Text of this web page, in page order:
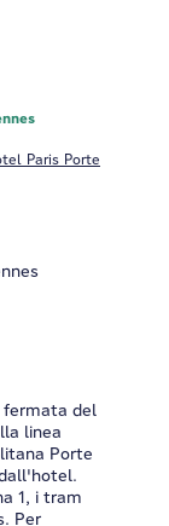
Paris Porte
fermata del
linea
Porte
1, i tram
Per